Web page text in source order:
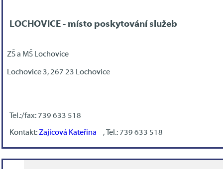
LOCHOVICE - místo poskytování služeb
ZŠ a MŠ Lochovice
Lochovice 3, 267 23 Lochovice
Tel.:/fax: 739 633 518
Kontakt: Zajícová Kateřina , Tel.: 739 633 518